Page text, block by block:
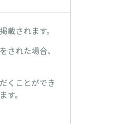
されます。
れた場合、
くことができ
。